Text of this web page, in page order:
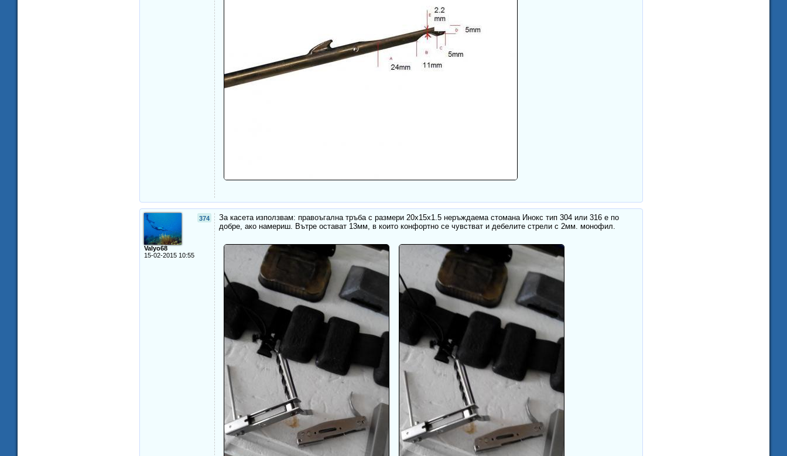
374
Valyo68
15-02-2015 10:55
За касета използвам: правоъгална тръба с размери 20x15x1.5 неръждаема стомана Инокс тип 304 или 316 е по
добре, ако намериш. Вътре остават 13мм, в които конфортно се чувстват и дебелите стрели с 2мм. монофил.